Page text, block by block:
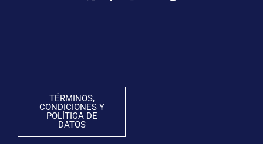
TÉRMINOS,
CONDICIONES Y
POLÍTICA DE
DATOS